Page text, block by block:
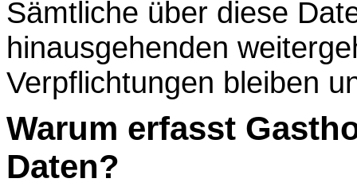
Sämtliche über diese
hinausgehenden
Verpflichtungen bleiben
Warum erfasst
Daten?